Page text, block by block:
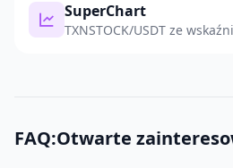
SuperChart
TXNSTOCK/USDT ze
FAQ:Otwarte